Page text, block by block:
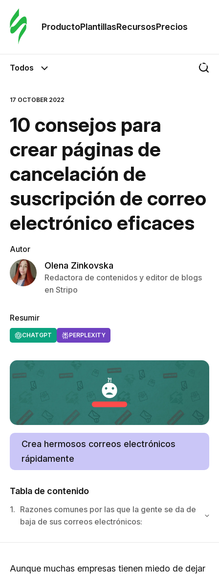
ProductoPlantillasRecursosPrecios
Todos
17 OCTOBER 2022
10 consejos para
crear páginas de
cancelación de
suscripción de correo
electrónico eficaces
Autor
Olena Zinkovska
Redactora de contenidos y editor de blogs
en Stripo
Resumir
CHATGPT PERPLEXITY
Crea hermosos correos electrónicos
rápidamente
Tabla de contenido
1. Razones comunes por las que la gente se da de
baja de sus correos electrónicos:
Aunque muchas empresas tienen miedo de dejar